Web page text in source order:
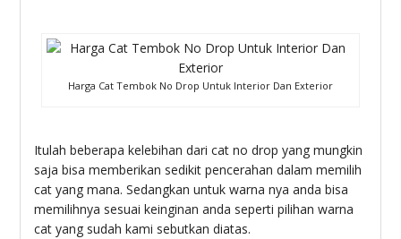
Harga Cat Tembok No Drop Untuk Interior Dan Exterior
Itulah beberapa kelebihan dari cat no drop yang mungkin
saja bisa memberikan sedikit pencerahan dalam memilih
cat yang mana. Sedangkan untuk warna nya anda bisa
memilihnya sesuai keinginan anda seperti pilihan warna
cat yang sudah kami sebutkan diatas.